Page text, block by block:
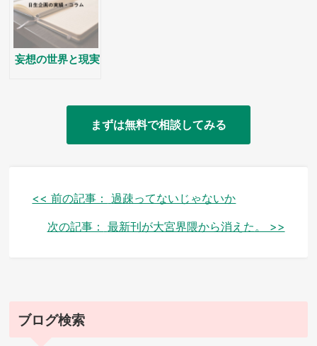
妄想の世界と現実
まずは無料で相談してみる
投
稿
ー
<< 前の記事：
過疎ってないじゃないか
次の記事： 最新刊が大宮界隈から消えた。 >>
ブログ検索